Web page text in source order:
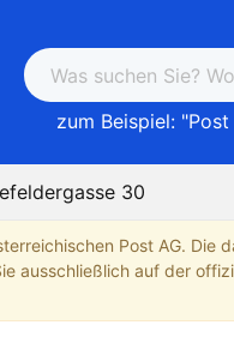
zum Beispiel: "Post
30
Post AG. Die
ausschließlich auf der